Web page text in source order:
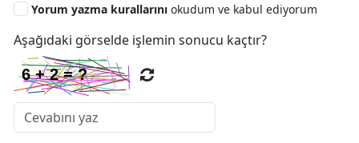
Yorum yazma kurallarını okudum ve kabul ediyorum
Aşağıdaki görselde işlemin sonucu kaçtır?